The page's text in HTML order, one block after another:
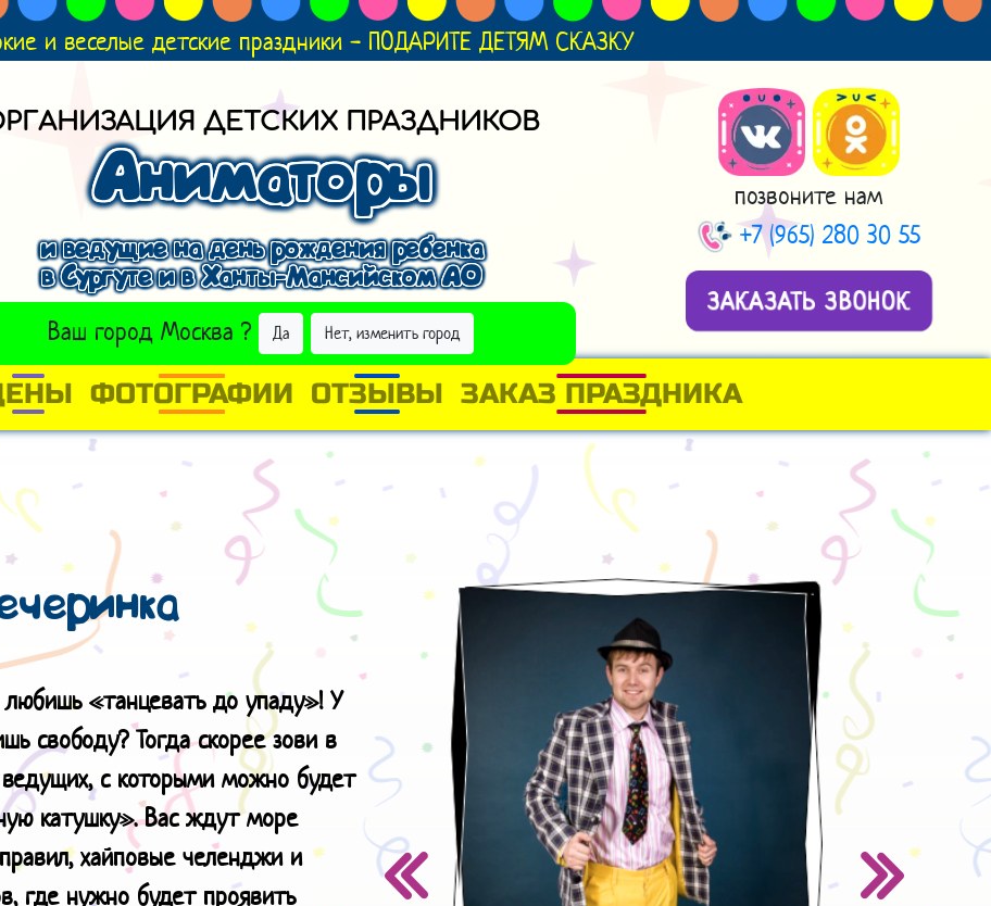
и веселые детские праздники - ПОДАРИТЕ ДЕТЯМ СКАЗКУ
ДЕТСКИХ ПРАЗДНИКОВ
Аниматоры
и ведущие на день рождения ребенка
в Сургуте и в Ханты-Мансийском АО
Ваш город Москва ? Да Нет, изменить город
ВЫБРАТЬ ДРУГОЙ ГОРОД
позвоните нам
+7 (965) 280 30 55
ЗАКАЗАТЬ ЗВОНОК
ФОТОГРАФИИ ОТЗЫВЫ ЗАКАЗ ПРАЗДНИКА
«танцевать до упаду»! У
свободу? Тогда скорее зови в
с которыми можно будет
катушку». Вас ждут море
хайповые челенджи и
где нужно будет проявить